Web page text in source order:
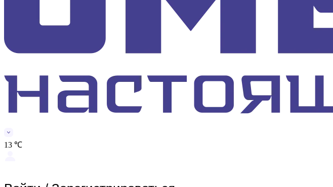
13 ℃